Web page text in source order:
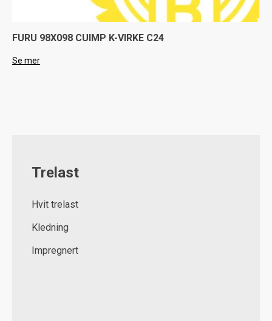
Trelast
Hvit trelast
Kledning
Impregnert
FURU 98X098 CUIMP K-VIRKE C24
Se mer